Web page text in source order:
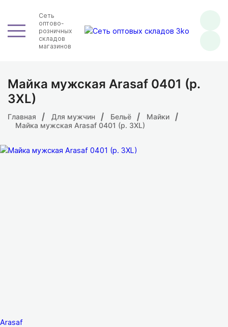
Сеть
оптово-
розничных
складов
магазинов
Майка мужская Arasaf 0401 (р.
3XL)
Главная Для мужчин Бельё
Майки
Майка мужская Arasaf 0401 (р. 3XL)
Arasaf